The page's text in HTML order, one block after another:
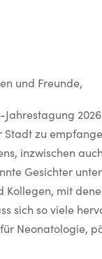
und Freunde,
zu
inzwischen
Gesichter
mit
sich so viele
Neonatologie,